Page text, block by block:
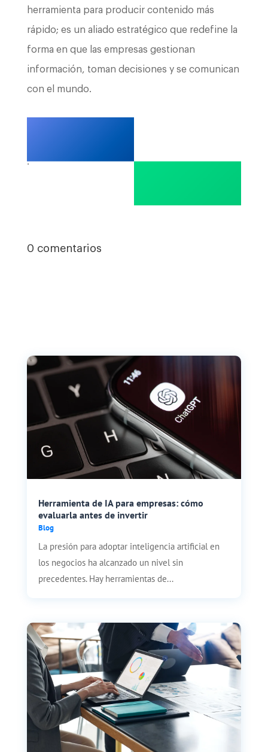
herramienta para producir contenido más
rápido; es un aliado estratégico que redefine la
forma en que las empresas gestionan
información, toman decisiones y se comunican
con el mundo.
.
0 comentarios
Herramienta de IA para empresas: cómo
evaluarla antes de invertir
Blog
La presión para adoptar inteligencia artificial en
los negocios ha alcanzado un nivel sin
precedentes. Hay herramientas de...